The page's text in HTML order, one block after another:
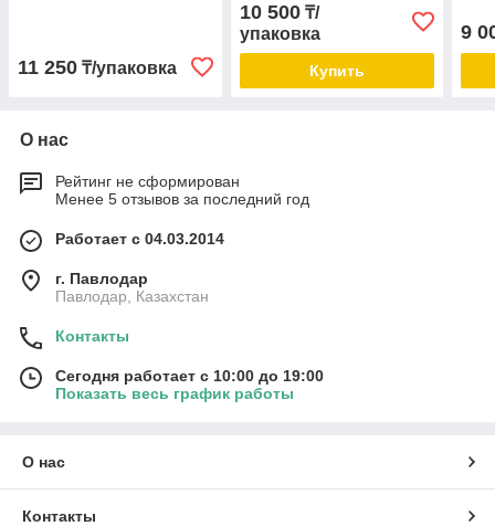
11 250 ₸/упаковка
10 500₸/
упаковка
Купить
9
О нас
Рейтинг не сформирован
Менее 5 отзывов за последний год
Работает с 04.03.2014
г. Павлодар
Павлодар, Казахстан
Контакты
Сегодня работает с 10:00 до 19:00
Показать весь график работы
О нас
Контакты